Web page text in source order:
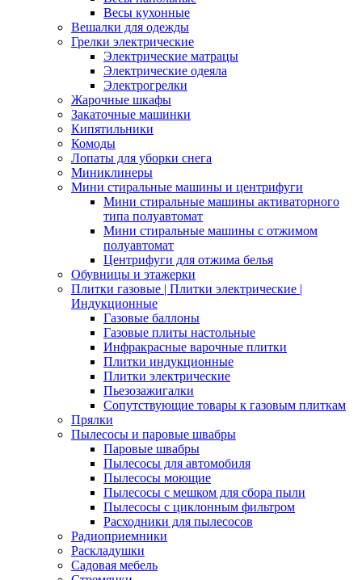
Весы кухонные
Вешалки для одежды
Грелки электрические
Электрические матрацы
Электрические одеяла
Электрогрелки
Жарочные шкафы
Закаточные машинки
Кипятильники
Комоды
Лопаты для уборки снега
Миниклинеры
Мини стиральные машины и центрифуги
Мини стиральные машины активаторного
типа полуавтомат
Мини стиральные машины с отжимом
полуавтомат
Центрифуги для отжима белья
Обувницы и этажерки
Плитки газовые | Плитки электрические |
Индукционные
Газовые баллоны
Газовые плиты настольные
Инфракрасные варочные плитки
Плитки индукционные
Плитки электрические
Пьезозажигалки
Сопутствующие товары к газовым плиткам
Прялки
Пылесосы и паровые швабры
Паровые швабры
Пылесосы для автомобиля
Пылесосы моющие
Пылесосы с мешком для сбора пыли
Пылесосы с циклонным фильтром
Расходники для пылесосов
Радиоприемники
Раскладушки
Садовая мебель